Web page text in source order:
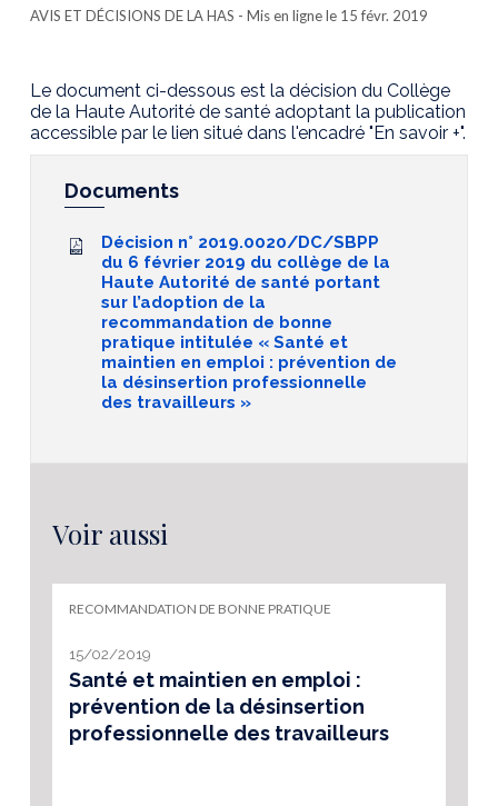
AVIS ET DÉCISIONS DE LA HAS - Mis en ligne le 15 févr. 2019
Le document ci-dessous est la décision du Collège
de la Haute Autorité de santé adoptant la publication
accessible par le lien situé dans l'encadré "En savoir +".
Documents
Décision n° 2019.0020/DC/SBPP
du 6 février 2019 du collège de la
Haute Autorité de santé portant
sur l’adoption de la
recommandation de bonne
pratique intitulée « Santé et
maintien en emploi : prévention de
la désinsertion professionnelle
des travailleurs »
Voir aussi
RECOMMANDATION DE BONNE PRATIQUE
15/02/2019
Santé et maintien en emploi :
prévention de la désinsertion
professionnelle des travailleurs